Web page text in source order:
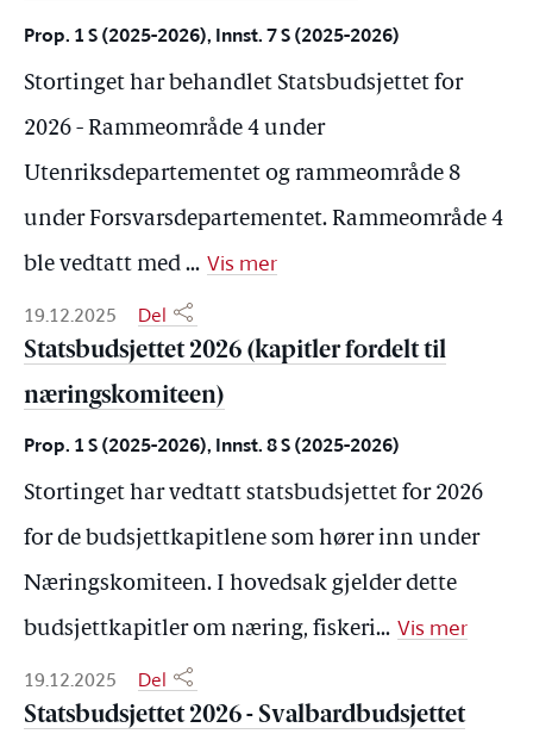
Prop. 1 S (2025-2026), Innst. 7 S (2025-2026)
Stortinget har behandlet Statsbudsjettet for
2026 - Rammeområde 4 under
Utenriksdepartementet og rammeområde 8
under Forsvarsdepartementet. Rammeområde 4
ble vedtatt med ... Vis mer
19.12.2025
Del
Statsbudsjettet 2026 (kapitler fordelt til
næringskomiteen)
Prop. 1 S (2025-2026), Innst. 8 S (2025-2026)
Stortinget har vedtatt statsbudsjettet for 2026
for de budsjettkapitlene som hører inn under
Næringskomiteen. I hovedsak gjelder dette
budsjettkapitler om næring, fiskeri... Vis mer
19.12.2025
Del
Statsbudsjettet 2026 - Svalbardbudsjettet